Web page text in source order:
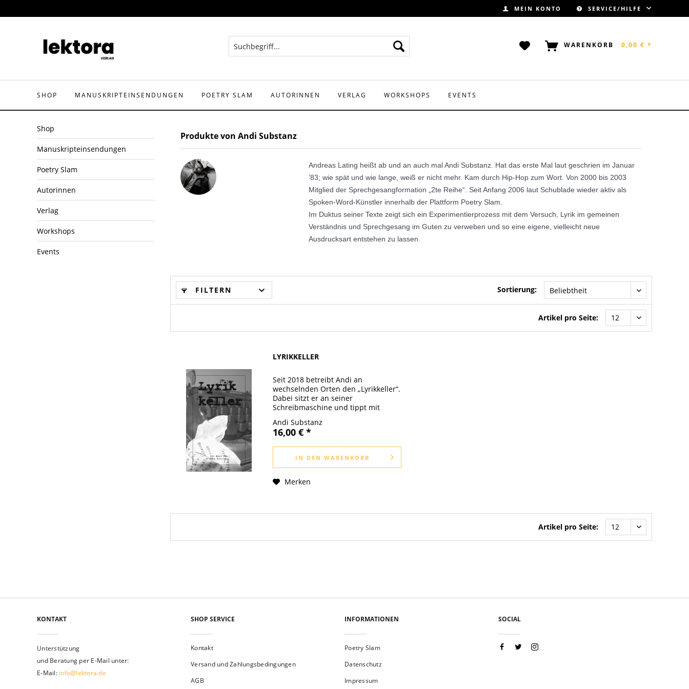
MEIN KONTO SERVICE/HILFE
WARENKORB 0,00 € *
SHOP MANUSKRIPTEINSENDUNGEN POETRY SLAM AUTORINNEN VERLAG WORKSHOPS EVENTS
Shop
Manuskripteinsendungen
Poetry Slam
Autorinnen
Verlag
Workshops
Events
Produkte von Andi Substanz
Andreas Lating heißt ab und an auch mal Andi Substanz. Hat das erste Mal laut geschrien im Januar
’83; wie spät und wie lange, weiß er nicht mehr. Kam durch Hip-Hop zum Wort. Von 2000 bis 2003
Mitglied der Sprechgesangformation „2te Reihe“. Seit Anfang 2006 laut Schublade wieder aktiv als
Spoken-Word-Künstler innerhalb der Plattform Poetry Slam.
Im Duktus seiner Texte zeigt sich ein Experimentierprozess mit dem Versuch, Lyrik im gemeinen
Verständnis und Sprechgesang im Guten zu verweben und so eine eigene, vielleicht neue
Ausdrucksart entstehen zu lassen.
FILTERN Sortierung:
Artikel pro Seite:
LYRIKKELLER
Seit 2018 betreibt Andi an
wechselnden Orten den „Lyrikkeller“.
Dabei sitzt er an seiner
Schreibmaschine und tippt mit
gegen PayWhatYouWant. Diese
Textsammlung vereint nun die
schönsten Gedichte und...
Andi Substanz
16,00 € *
IN DEN WARENKORB
Merken
Artikel pro Seite:
KONTAKT
Unterstützung
und Beratung per E-Mail unter:
E-Mail: info@lektora.de
SHOP SERVICE
Kontakt
Versand und Zahlungsbedingungen
AGB
INFORMATIONEN
Poetry Slam
Datenschutz
Impressum
SOCIAL